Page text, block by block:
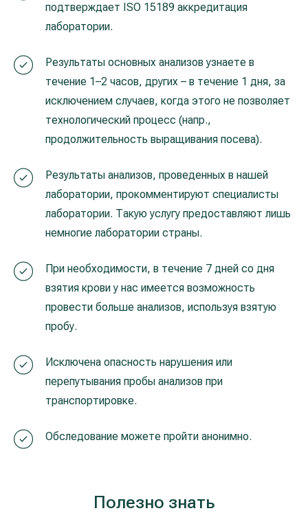
подтверждает ISO 15189 аккредитация
лаборатории.
Результаты основных анализов узнаете в
течение 1–2 часов, других – в течение 1 дня, за
исключением случаев, когда этого не позволяет
технологический процесс (напр.,
продолжительность выращивания посева).
Результаты анализов, проведенных в нашей
лаборатории, прокомментируют специалисты
лаборатории. Такую услугу предоставляют лишь
немногие лаборатории страны.
При необходимости, в течение 7 дней со дня
взятия крови у нас имеется возможность
провести больше анализов, используя взятую
пробу.
Исключена опасность нарушения или
перепутывания пробы анализов при
транспортировке.
Обследование можете пройти анонимно.
Полезно знать